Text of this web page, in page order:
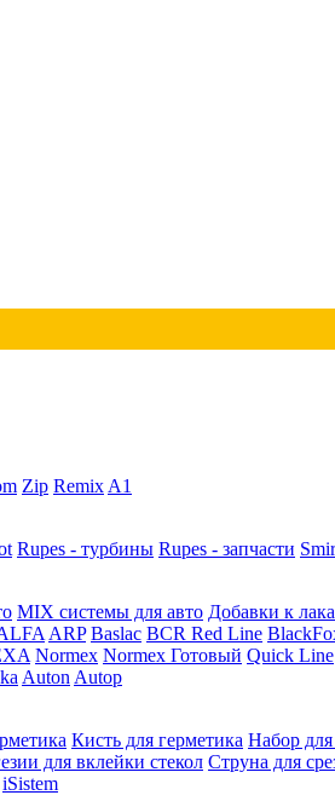
Zip Remix A1
Rupes - турбины Rupes - запчасти
MIX системы для авто Добавки к
ARP Baslac BCR Red Line
Normex Normex Готовый Quick Line
Auton Autop
Кисть для герметика Набор для
для вклейки стекол Струна для
iSistem